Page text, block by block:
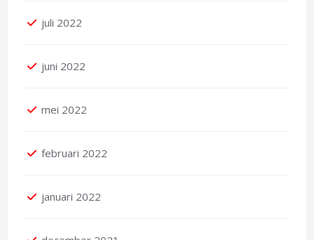
juli 2022
juni 2022
mei 2022
februari 2022
januari 2022